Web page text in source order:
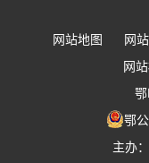
湖北省城乡建设发
湖北城市建设职业技
网站地图 网
网
鄂
主办